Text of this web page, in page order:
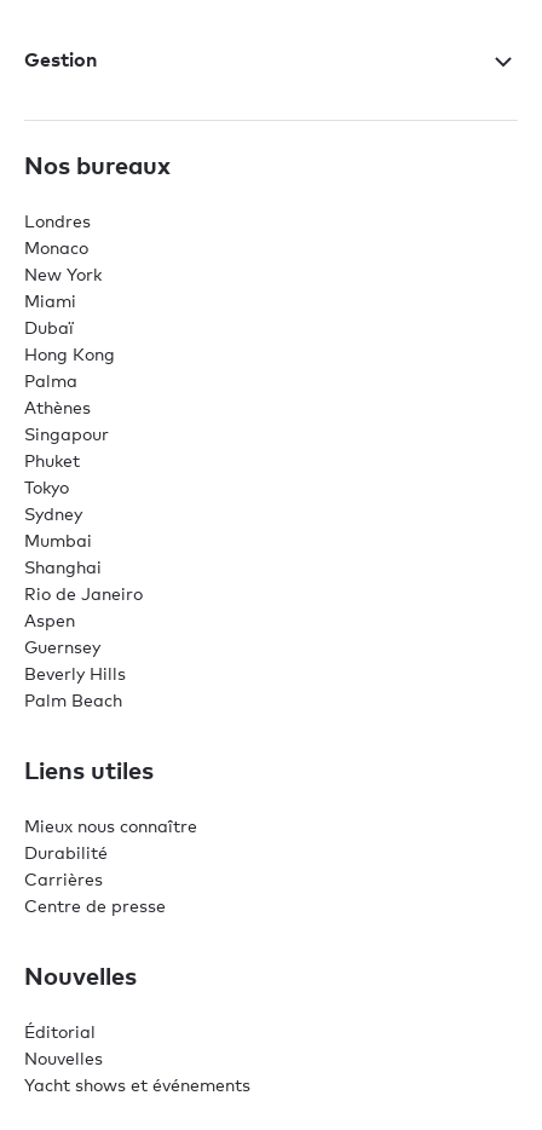
Gestion
Nos bureaux
Londres
Monaco
New York
Miami
Dubaï
Hong Kong
Palma
Athènes
Singapour
Phuket
Tokyo
Sydney
Mumbai
Shanghai
Rio de Janeiro
Aspen
Guernsey
Beverly Hills
Palm Beach
Liens utiles
Mieux nous connaître
Durabilité
Carrières
Centre de presse
Nouvelles
Éditorial
Nouvelles
Yacht shows et événements